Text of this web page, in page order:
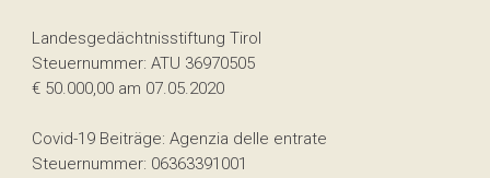
Landesgedächtnisstiftung Tirol
Steuernummer: ATU 36970505
€ 50.000,00 am 07.05.2020
Covid-19 Beiträge: Agenzia delle entrate
Steuernummer: 06363391001